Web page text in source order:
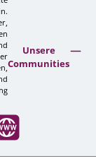
Unsere
Communities